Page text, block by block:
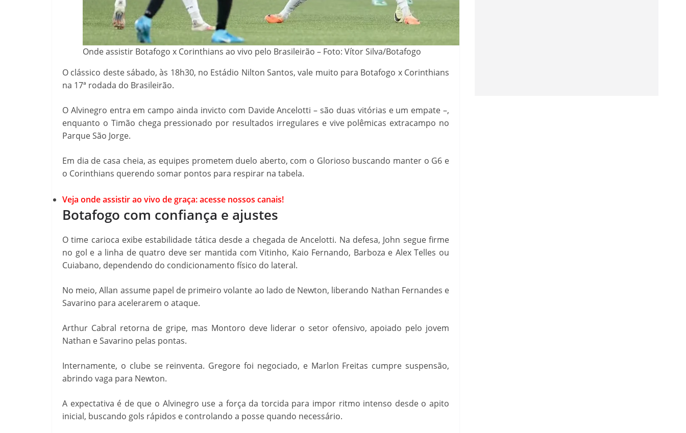
Onde assistir Botafogo x Corinthians ao vivo pelo Brasileirão – Foto: Vítor Silva/Botafogo
O clássico deste sábado, às 18h30, no Estádio Nilton Santos, vale muito para Botafogo x Corinthians
na 17ª rodada do Brasileirão.
O Alvinegro entra em campo ainda invicto com Davide Ancelotti – são duas vitórias e um empate –,
enquanto o Timão chega pressionado por resultados irregulares e vive polêmicas extracampo no
Parque São Jorge.
Em dia de casa cheia, as equipes prometem duelo aberto, com o Glorioso buscando manter o G6 e
o Corinthians querendo somar pontos para respirar na tabela.
Veja onde assistir ao vivo de graça: acesse nossos canais!
Botafogo com confiança e ajustes
O time carioca exibe estabilidade tática desde a chegada de Ancelotti. Na defesa, John segue firme
no gol e a linha de quatro deve ser mantida com Vitinho, Kaio Fernando, Barboza e Alex Telles ou
Cuiabano, dependendo do condicionamento físico do lateral.
No meio, Allan assume papel de primeiro volante ao lado de Newton, liberando Nathan Fernandes e
Savarino para acelerarem o ataque.
Arthur Cabral retorna de gripe, mas Montoro deve liderar o setor ofensivo, apoiado pelo jovem
Nathan e Savarino pelas pontas.
Internamente, o clube se reinventa. Gregore foi negociado, e Marlon Freitas cumpre suspensão,
abrindo vaga para Newton.
A expectativa é de que o Alvinegro use a força da torcida para impor ritmo intenso desde o apito
inicial, buscando gols rápidos e controlando a posse quando necessário.